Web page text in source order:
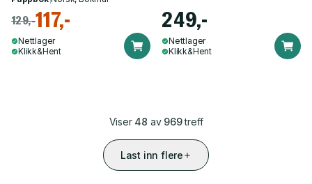
129,-117,-
Nettlager
Klikk&Hent
249,-
Nettlager
Klikk&Hent
Viser 48 av 969treff
Last inn flere